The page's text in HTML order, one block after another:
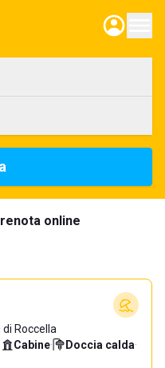
online
Roccella
Cabine· Doccia calda·